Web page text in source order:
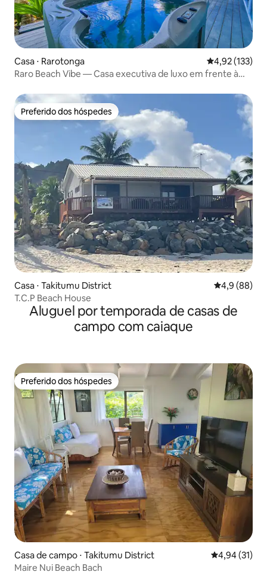
Casa ⋅ Rarotonga 4,92 de uma
4,92 (133)
Raro Beach Vibe — Casa executiva de luxo em frente à
Preferido dos hóspedes
Preferido dos hóspedes
Casa ⋅ Takitumu District 4,9 de uma
4,9 (88)
T.C.P Beach House
Aluguel por temporada de casas de
campo com caiaque
Preferido dos hóspedes
Preferido dos hóspedes
Casa de campo ⋅ Takitumu District 4,94 de uma
4,94 (31)
Maire Nui Beach Bach